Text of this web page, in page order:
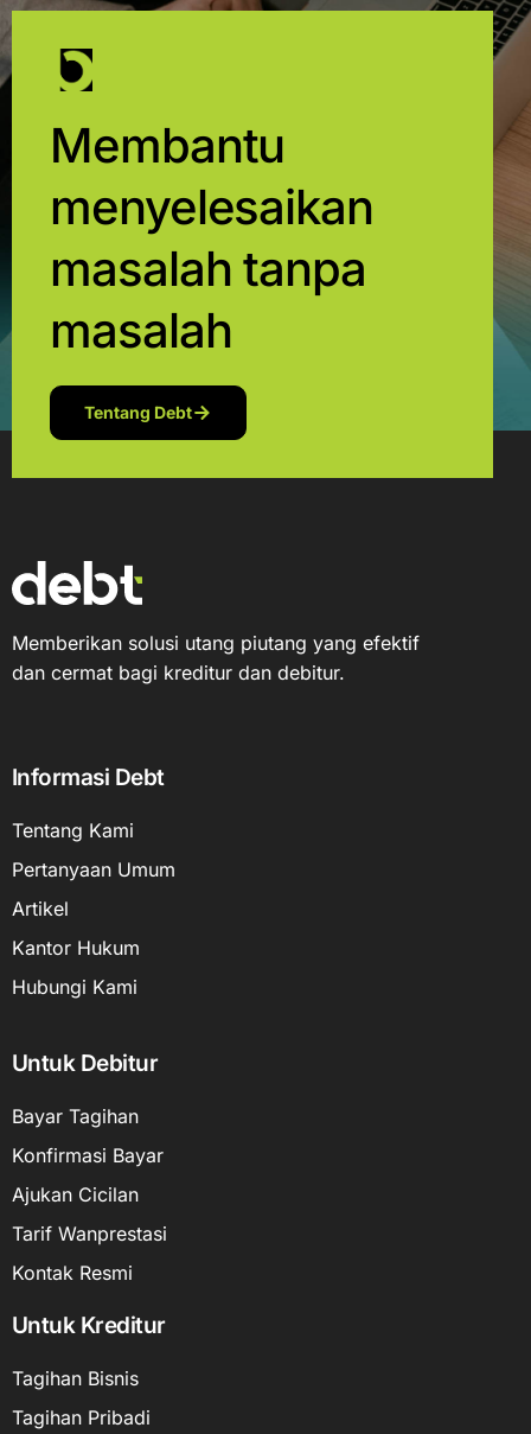
Membantu
menyelesaikan
masalah tanpa
masalah
Tentang Debt
Memberikan solusi utang piutang yang efektif
dan cermat bagi kreditur dan debitur.
Informasi Debt
Tentang Kami
Pertanyaan Umum
Artikel
Kantor Hukum
Hubungi Kami
Untuk Debitur
Bayar Tagihan
Konfirmasi Bayar
Ajukan Cicilan
Tarif Wanprestasi
Kontak Resmi
Untuk Kreditur
Tagihan Bisnis
Tagihan Pribadi